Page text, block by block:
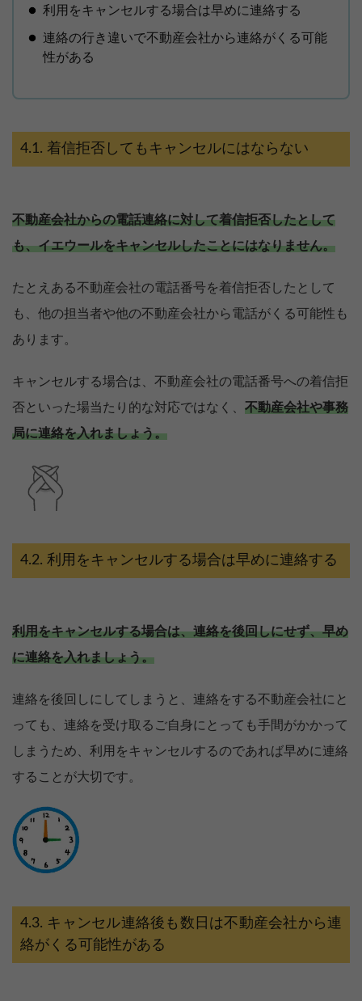
利用をキャンセルする場合は早めに連絡する
連絡の行き違いで不動産会社から連絡がくる可能
性がある
着信拒否してもキャンセルにはならない
不動産会社からの電話連絡に対して着信拒否したとして
も、イエウールをキャンセルしたことにはなりません。
たとえある不動産会社の電話番号を着信拒否したとして
も、他の担当者や他の不動産会社から電話がくる可能性も
あります。
キャンセルする場合は、不動産会社の電話番号への着信拒
否といった場当たり的な対応ではなく、 不動産会社や事務
局に連絡を入れましょう。
利用をキャンセルする場合は早めに連絡する
利用をキャンセルする場合は、連絡を後回しにせず、早め
に連絡を入れましょう。
連絡を後回しにしてしまうと、連絡をする不動産会社にと
っても、連絡を受け取るご自身にとっても手間がかかって
しまうため、利用をキャンセルするのであれば早めに連絡
することが大切です。
キャンセル連絡後も数日は不動産会社から連
絡がくる可能性がある